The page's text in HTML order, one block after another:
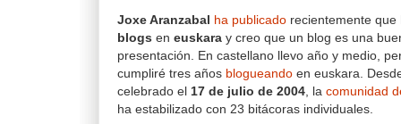
Joxe Aranzabal ha publicado recientemente
blogs en euskara y creo que un blog es una
presentación. En castellano llevo año y medio,
cumpliré tres años blogueando en euskara.
celebrado el 17 de julio de 2004, la comunidad
ha estabilizado con 23 bitácoras individuales.